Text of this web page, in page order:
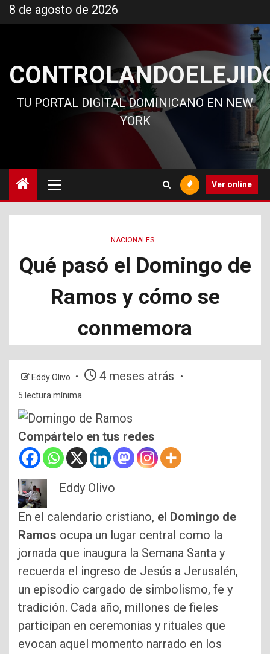
al
8 de agosto de 2026
TU PORTAL DIGITAL DOMINICANO EN NEW
YORK
principal
Ver online
NACIONALES
Qué pasó el Domingo de
Ramos y cómo se
conmemora
Eddy Olivo 4 meses atrás
5 lectura mínima
Compártelo en tus redes
Eddy Olivo
En el calendario cristiano, el Domingo de
Ramos ocupa un lugar central como la
jornada que inaugura la Semana Santa y
recuerda el ingreso de Jesús a Jerusalén,
un episodio cargado de simbolismo, fe y
tradición. Cada año, millones de fieles
participan en ceremonias y rituales que
evocan aquel momento narrado en los